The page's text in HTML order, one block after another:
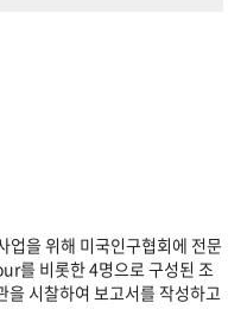
을 위해 미국인구협회에 전문
를 비롯한 4명으로 구성된 조
시찰하여 보고서를 작성하고